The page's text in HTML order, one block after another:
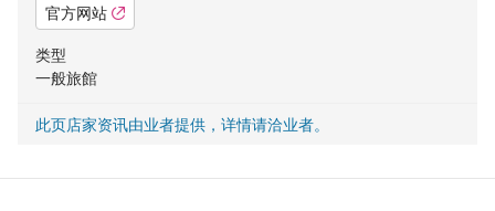
官方网站
类型
一般旅館
此页店家资讯由业者提供，详情请洽业者。